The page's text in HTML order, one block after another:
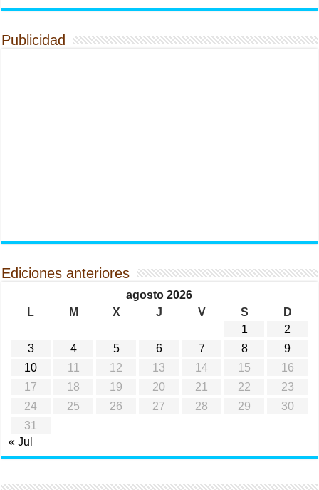
Publicidad
Ediciones anteriores
agosto 2026
L
M X J V S
D
1
2
3
4 5 6 7 8
9
10
11 12 13 14 15
16
17
18 19 20 21 22
23
24
25 26 27 28 29
30
31
« Jul